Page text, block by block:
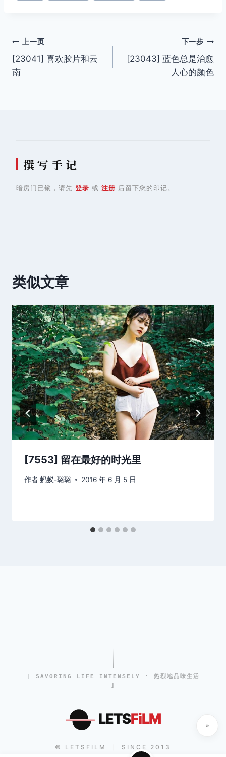
文
章
上一页
[23041] 喜欢胶片和云
南
下一步
[23043] 蓝色总是治愈
人心的颜色
撰 写 手 记
暗房门已锁，请先 登录 或 注册 后留下您的印记。
类似文章
[7553] 留在最好的时光里
作者蚂蚁-璐璐 2016 年 6 月 5 日
[ SAVORING LIFE INTENSELY · 热烈地品味生活
]
LETSFiLM
© LETSFILM SINCE 2013